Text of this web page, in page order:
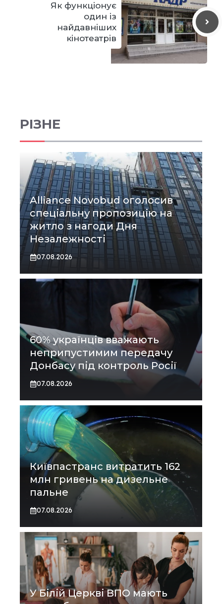
Як функціонує
один із
найдавніших
кінотеатрів
РІЗНЕ
Alliance Novobud оголосив
спеціальну пропозицію на
житло з нагоди Дня
Незалежності
07.08.2026
60% українців вважають
неприпустимим передачу
Донбасу під контроль Росії
07.08.2026
Київпастранс витратить 162
млн гривень на дизельне
пальне
07.08.2026
У Білій Церкві ВПО мають